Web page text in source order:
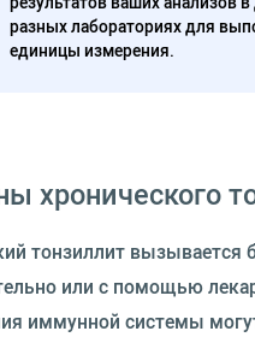
разных лабораториях для
единицы измерения.
хронического
тонзиллит вызывается
или с помощью
иммунной системы